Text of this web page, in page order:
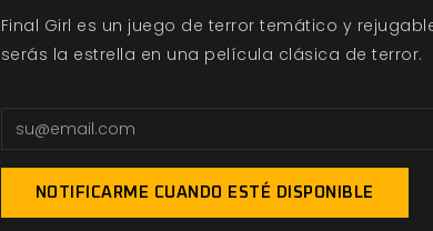
Final Girl es un juego de terror temático y
serás la estrella en una película clásica de terror.
NOTIFICARME CUANDO ESTÉ DISPONIBLE